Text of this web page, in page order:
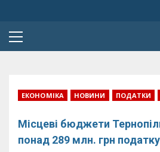
Primary
ЕКОНОМІКА НОВИНИ ПОДАТКИ
Місцеві бюджети
понад 289 млн. грн